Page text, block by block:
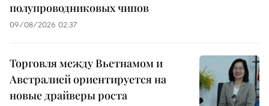
полупроводниковых чипов
09/08/2026 02:37
Торговля между Вьетнамом и
Австралией ориентируется на
новые драйверы роста